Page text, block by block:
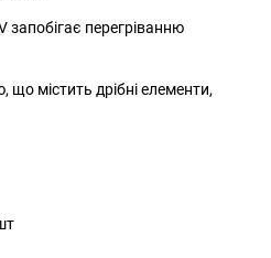
запобігає перегріванню
містить дрібні елементи,